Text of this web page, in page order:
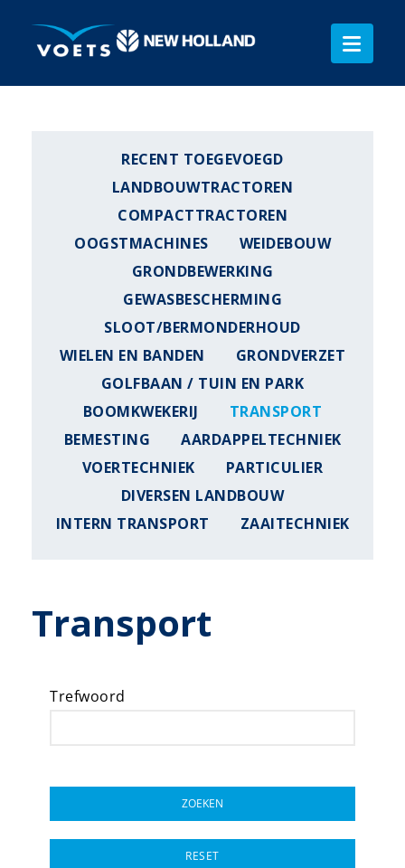
RECENT TOEGEVOEGD
LANDBOUWTRACTOREN
COMPACTTRACTOREN
OOGSTMACHINES
WEIDEBOUW
GRONDBEWERKING
GEWASBESCHERMING
SLOOT/BERMONDERHOUD
WIELEN EN BANDEN
GRONDVERZET
GOLFBAAN / TUIN EN PARK
BOOMKWEKERIJ
TRANSPORT
BEMESTING
AARDAPPELTECHNIEK
VOERTECHNIEK
PARTICULIER
DIVERSEN LANDBOUW
INTERN TRANSPORT
ZAAITECHNIEK
Transport
Trefwoord
RESET